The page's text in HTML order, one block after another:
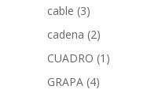
cable (3)
cadena (2)
CUADRO (1)
GRAPA (4)